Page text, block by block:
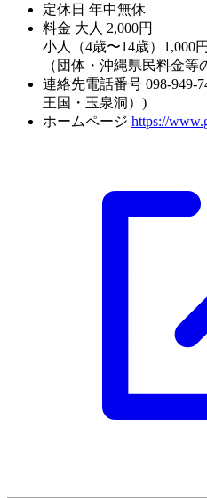
定休日 年中無休
料金 大人 2,000円
小人（4歳〜14歳）1,000円
（団体・沖縄県民料金等
連絡先電話番号 098-949-
王国・玉泉洞）)
ホームページ https://